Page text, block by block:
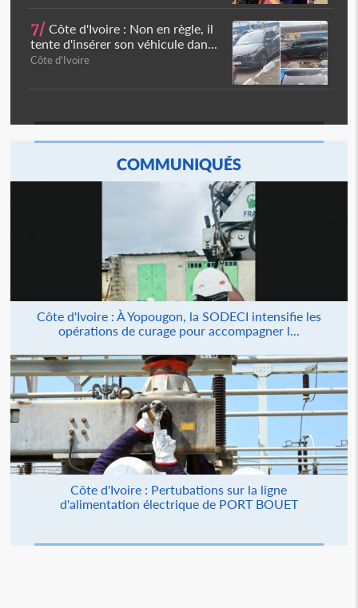
7/ Côte d'Ivoire : Non en règle, il
tente d'insérer son véhicule dan...
Côte d'Ivoire
COMMUNIQUÉS
Côte d'Ivoire : À Yopougon, la SODECI intensifie les
opérations de curage pour accompagner l...
Côte d'Ivoire : Pertubations sur la ligne
d'alimentation électrique de PORT BOUET